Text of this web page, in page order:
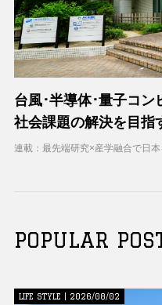
台風･半導体･量子コ
社会課題の解決を目指
連載：最先端研究×産学融合で日
POPULAR
LIFE STYLE | 2026/08/02